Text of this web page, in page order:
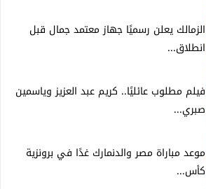
الزمالك يعلن رسميًا جهاز معتمد جمال قبل
انطلاق...
فيلم مطلوب عائليًا.. كريم عبد العزيز وياسمين
صبري...
موعد مباراة مصر والدنمارك غدًا في برونزية
كأس...